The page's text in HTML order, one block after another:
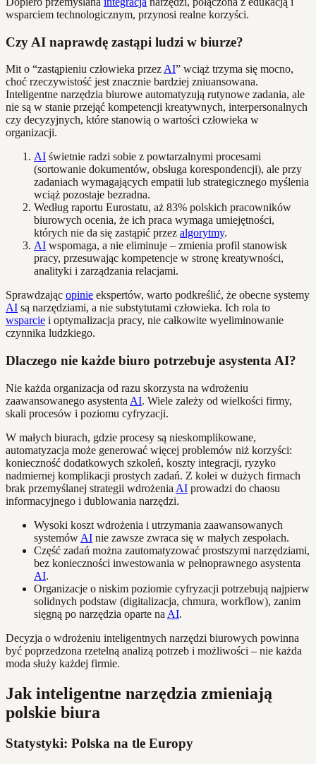
wsparciem technologicznym, przynosi realne korzyści.
Czy AI naprawdę zastąpi ludzi w biurze?
Mit o “zastąpieniu człowieka przez AI” wciąż trzyma się mocno,
choć rzeczywistość jest znacznie bardziej zniuansowana.
Inteligentne narzędzia biurowe automatyzują rutynowe zadania, ale
nie są w stanie przejąć kompetencji kreatywnych, interpersonalnych
czy decyzyjnych, które stanowią o wartości człowieka w
organizacji.
AI świetnie radzi sobie z powtarzalnymi procesami
(sortowanie dokumentów, obsługa korespondencji), ale przy
zadaniach wymagających empatii lub strategicznego myślenia
wciąż pozostaje bezradna.
Według raportu Eurostatu, aż 83% polskich pracowników
biurowych ocenia, że ich praca wymaga umiejętności,
których nie da się zastąpić przez algorytmy.
AI wspomaga, a nie eliminuje – zmienia profil stanowisk
pracy, przesuwając kompetencje w stronę kreatywności,
analityki i zarządzania relacjami.
Sprawdzając opinie ekspertów, warto podkreślić, że obecne systemy
AI są narzędziami, a nie substytutami człowieka. Ich rola to
wsparcie i optymalizacja pracy, nie całkowite wyeliminowanie
czynnika ludzkiego.
Dlaczego nie każde biuro potrzebuje asystenta AI?
Nie każda organizacja od razu skorzysta na wdrożeniu
zaawansowanego asystenta AI. Wiele zależy od wielkości firmy,
skali procesów i poziomu cyfryzacji.
W małych biurach, gdzie procesy są nieskomplikowane,
automatyzacja może generować więcej problemów niż korzyści:
konieczność dodatkowych szkoleń, koszty integracji, ryzyko
nadmiernej komplikacji prostych zadań. Z kolei w dużych firmach
brak przemyślanej strategii wdrożenia AI prowadzi do chaosu
informacyjnego i dublowania narzędzi.
Wysoki koszt wdrożenia i utrzymania zaawansowanych
systemów AI nie zawsze zwraca się w małych zespołach.
Część zadań można zautomatyzować prostszymi narzędziami,
bez konieczności inwestowania w pełnoprawnego asystenta
AI.
Organizacje o niskim poziomie cyfryzacji potrzebują najpierw
solidnych podstaw (digitalizacja, chmura, workflow), zanim
sięgną po narzędzia oparte na AI.
Decyzja o wdrożeniu inteligentnych narzędzi biurowych powinna
być poprzedzona rzetelną analizą potrzeb i możliwości – nie każda
moda służy każdej firmie.
Jak inteligentne narzędzia zmieniają
polskie biura
Statystyki: Polska na tle Europy